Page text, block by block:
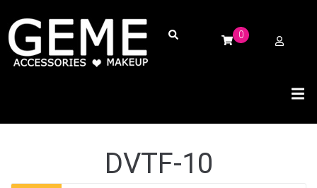
0
DVTF-10